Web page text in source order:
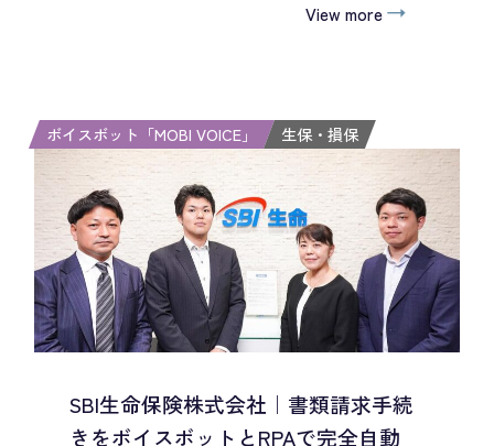
View more
ボイスボット「MOBI VOICE」 生保・損保
SBI生命保険株式会社｜書類請求手続
きをボイスボットとRPAで完全自動